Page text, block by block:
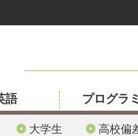
大学生 高校偏
語 プログラ